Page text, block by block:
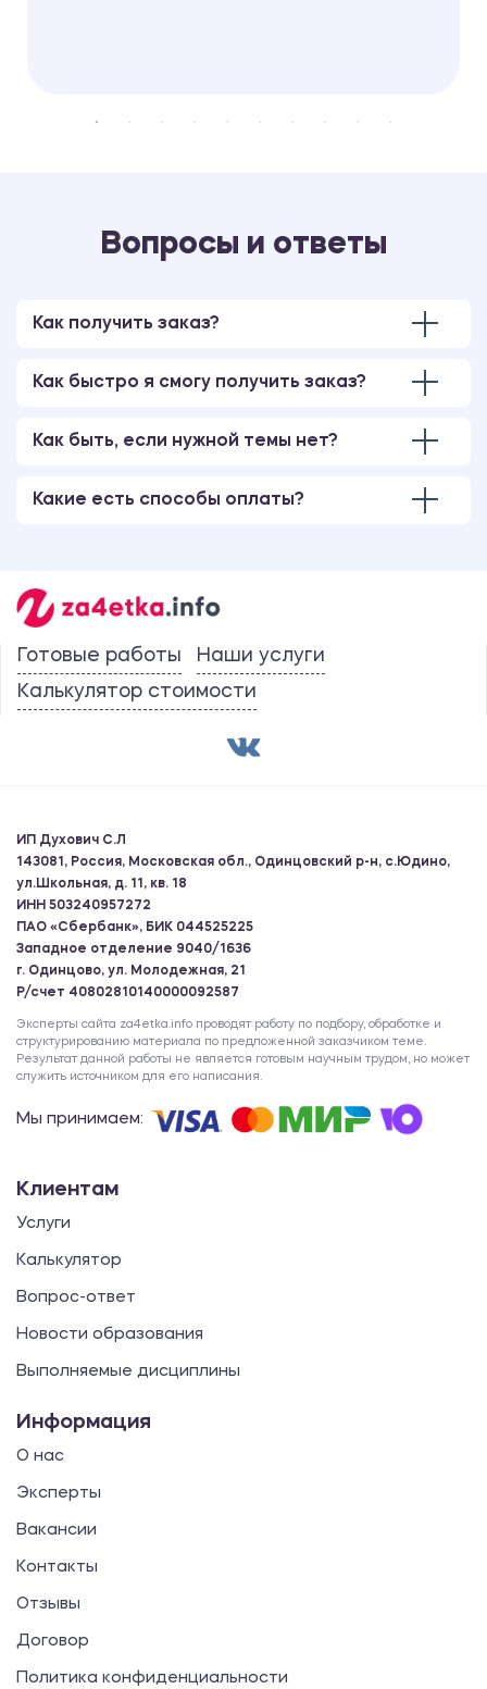
Вопросы и ответы
Как получить заказ?
Как быстро я смогу получить заказ?
Как быть, если нужной темы нет?
Какие есть способы оплаты?
Готовые работы
Наши услуги
Калькулятор стоимости
ИП Духович С.Л
143081, Россия, Московская обл., Одинцовский р-н, с.Юдино,
ул.Школьная, д. 11, кв. 18
ИНН 503240957272
ПАО «Сбербанк», БИК 044525225
Западное отделение 9040/1636
г. Одинцово, ул. Молодежная, 21
Р/счет 40802810140000092587
Эксперты сайта za4etka.info проводят работу по подбору, обработке и
структурированию материала по предложенной заказчиком теме.
Результат данной работы не является готовым научным трудом, но может
служить источником для его написания.
Мы принимаем:
Клиентам
Услуги
Калькулятор
Вопрос-ответ
Новости образования
Выполняемые дисциплины
Информация
О нас
Эксперты
Вакансии
Контакты
Отзывы
Договор
Политика конфиденциальности